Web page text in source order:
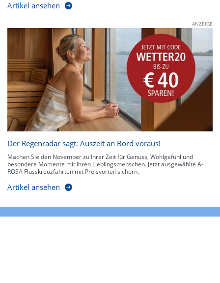
Artikel ansehen
ANZEIGE
Der Regenradar sagt: Auszeit an Bord voraus!
Machen Sie den November zu Ihrer Zeit für Genuss, Wohlgefühl und
besondere Momente mit Ihren Lieblingsmenschen. Jetzt ausgewählte A-
ROSA Flusskreuzfahrten mit Preisvorteil sichern.
Artikel ansehen